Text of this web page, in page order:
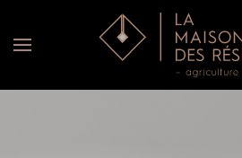
Accéder au contenu principal